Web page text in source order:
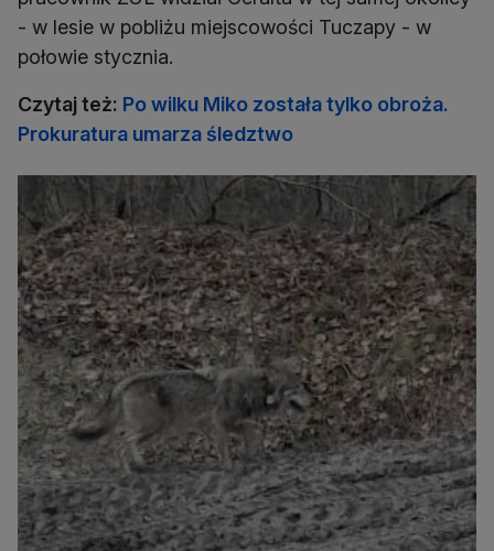
- w lesie w pobliżu miejscowości Tuczapy - w
połowie stycznia.
Czytaj też: Po wilku Miko została tylko obroża.
Prokuratura umarza śledztwo